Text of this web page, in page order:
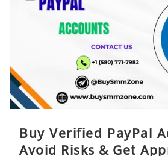
Buy Verified PayPal
Avoid Risks & Get